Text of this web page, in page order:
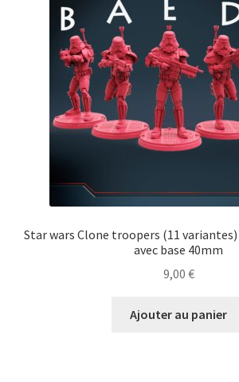
Star wars Clone troopers (11
avec base 40mm
9,00 €
Ajouter au panier